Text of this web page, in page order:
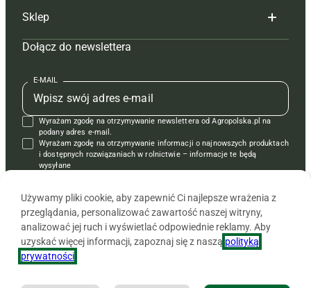
Tagi
Mapa serwisu
Kontakt
Regulamin
Polityka prywatności
Hoduj z głową świnie
Prenumerata
Redakcja
Kontakt
Reklama
Redakcja
Prenumerata
Reklama
Kontakt
Krzyżówki
Sklep
Czasopisma i prenumerata
Książki
Regulamin
Dołącz do newslettera
E-MAIL
Wyrażam zgodę na otrzymywanie newslettera od Agropolska.pl na
podany adres e-mail.
Wyrażam zgodę na otrzymywanie informacji o najnowszych produktach
i dostępnych rozwiązaniach w rolnictwie – informacje te będą
wysyłane
Używamy pliki cookie, aby zapewnić Ci najlepsze wrażenia z
przeglądania, personalizować zawartość naszej witryny,
analizować jej ruch i wyświetlać odpowiednie reklamy. Aby
uzyskać więcej informacji, zapoznaj się z naszą polityką
prywatności